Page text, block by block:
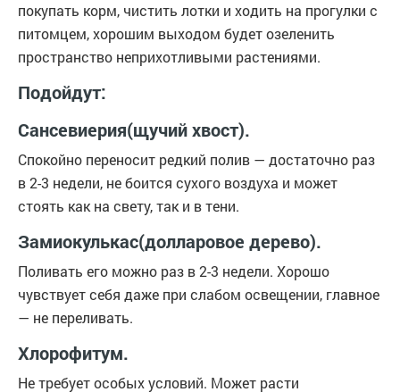
покупать корм, чистить лотки и ходить на прогулки с
питомцем, хорошим выходом будет озеленить
пространство неприхотливыми растениями.
Подойдут:
Сансевиерия(щучий хвост).
Спокойно переносит редкий полив — достаточно раз
в 2-3 недели, не боится сухого воздуха и может
стоять как на свету, так и в тени.
Замиокулькас(долларовое дерево).
Поливать его можно раз в 2-3 недели. Хорошо
чувствует себя даже при слабом освещении, главное
— не переливать.
Хлорофитум.
Не требует особых условий. Может расти